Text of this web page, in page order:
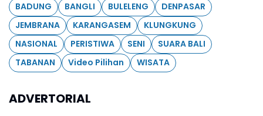
BADUNG BANGLI BULELENG
DENPASAR
JEMBRANA
KARANGASEM
KLUNGKUNG
NASIONAL
PERISTIWA SENI
SUARA BALI
TABANAN
Video Pilihan WISATA
ADVERTORIAL